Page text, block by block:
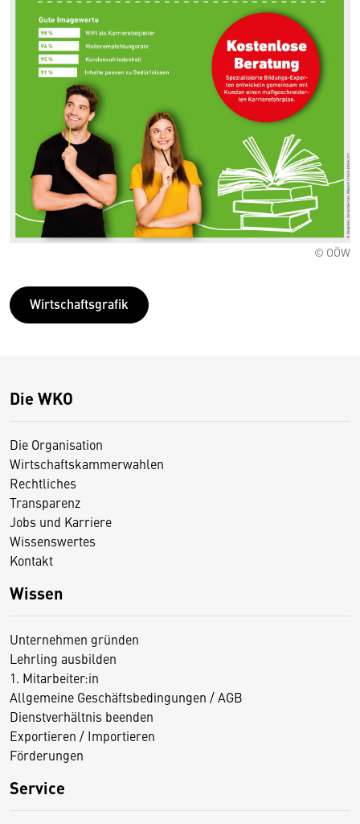
© OÖW
Wirtschaftsgrafik
Die WKO
Die Organisation
Wirtschaftskammerwahlen
Rechtliches
Transparenz
Jobs und Karriere
Wissenswertes
Kontakt
Wissen
Unternehmen gründen
Lehrling ausbilden
1. Mitarbeiter:in
Allgemeine Geschäftsbedingungen / AGB
Dienstverhältnis beenden
Exportieren / Importieren
Förderungen
Service